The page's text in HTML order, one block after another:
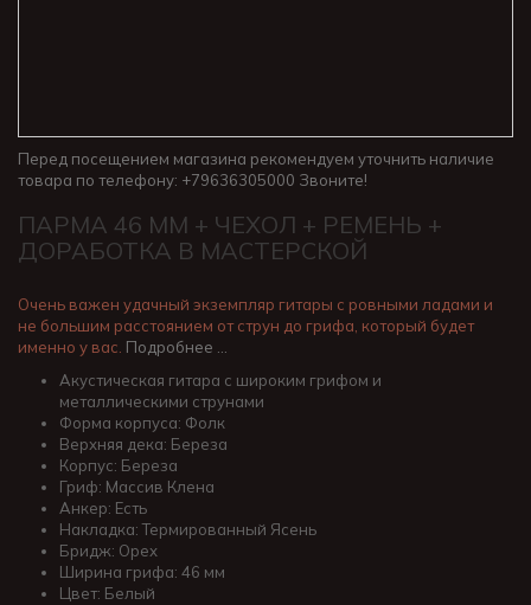
Перед посещением магазина рекомендуем уточнить наличие
товара по телефону: +79636305000 Звоните!
ПАРМА 46 MM + ЧЕХОЛ + РЕМЕНЬ +
ДОРАБОТКА В МАСТЕРСКОЙ
Очень важен удачный экземпляр гитары с ровными ладами и
не большим расстоянием от струн до грифа, который будет
именно у вас. Подробнее …
Акустическая гитара с широким грифом и
металлическими струнами
Форма корпуса: Фолк
Верхняя дека: Береза
Корпус: Береза
Гриф: Массив Клена
Анкер: Есть
Накладка: Термированный Ясень
Бридж: Орех
Ширина грифа: 46 мм
Цвет: Белый